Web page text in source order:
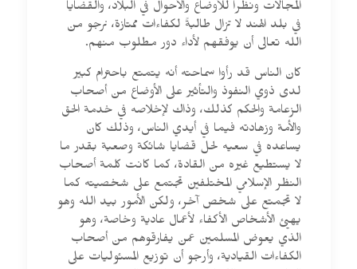
المجالات ونظراً للأوضاع والأحوال في البلاد، والقضايا
في بلد الهند لا تزال طالبةً لكفاءات ممتازة، نرجو من
الله تعالى أن يوفقهم لأداء دور مطلوب منهم.
كان الناس قد رأوا سماحته أنه يتمتع باحترام كبير
لدى ذوي النفوذ والتأثير على الأوضاع من أصحاب
الزعامة والحكم كذلك، وذاك لإخلاصه في خدمة الحق
والأمة وزهادته فيما في أيدي الناس، وذلك كان
يساعده في سعيه لحل قضايا شائكة وصعبة بقدر ما
لا يستطيع غيره من القادة، كما كانت كلمة أصحاب
النظر الإسلامي المختلفين تجتمع على شخصيته كما
لا تجمتع على شخص آخر، ولكن الأمور بيد الله وهو
يهيئ الأشخاص الأكفاء لأعمال عادية وخاصة، وهو
الذي يعوض المسلمين عمن يفارقوهم من أصحاب
الكفاءات القيادية، وأرجو أن توزيع المسئوليات على